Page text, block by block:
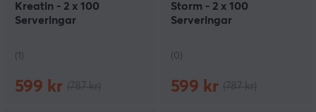
Kreatin - 2 x 100
Serveringar
(1)
599 kr
Storm - 2 x 100
Serveringar
(0)
599 kr